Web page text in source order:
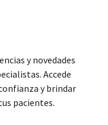
y novedades
Accede
y brindar
pacientes.